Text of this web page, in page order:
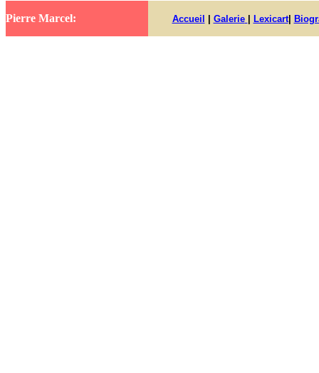
Pierre Marcel: Accueil Galerie Lexicart|